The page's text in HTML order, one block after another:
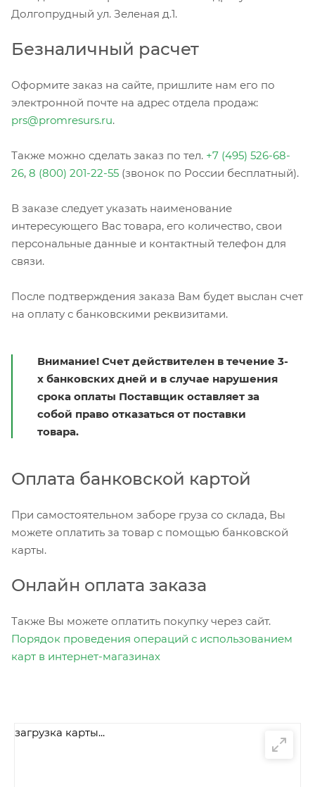
Долгопрудный ул. Зеленая д.1.
Безналичный расчет
Оформите заказ на сайте, пришлите нам его по
электронной почте на адрес отдела продаж:
prs@promresurs.ru.
Также можно сделать заказ по тел. +7 (495) 526-68-
26, 8 (800) 201-22-55 (звонок по России бесплатный).
В заказе следует указать наименование
интересующего Вас товара, его количество, свои
персональные данные и контактный телефон для
связи.
После подтверждения заказа Вам будет выслан счет
на оплату с банковскими реквизитами.
Внимание! Счет действителен в течение 3-
х банковских дней и в случае нарушения
срока оплаты Поставщик оставляет за
собой право отказаться от поставки
товара.
Оплата банковской картой
При самостоятельном заборе груза со склада, Вы
можете оплатить за товар с помощью банковской
карты.
Онлайн оплата заказа
Также Вы можете оплатить покупку через сайт.
Порядок проведения операций с использованием
карт в интернет-магазинах
загрузка карты...